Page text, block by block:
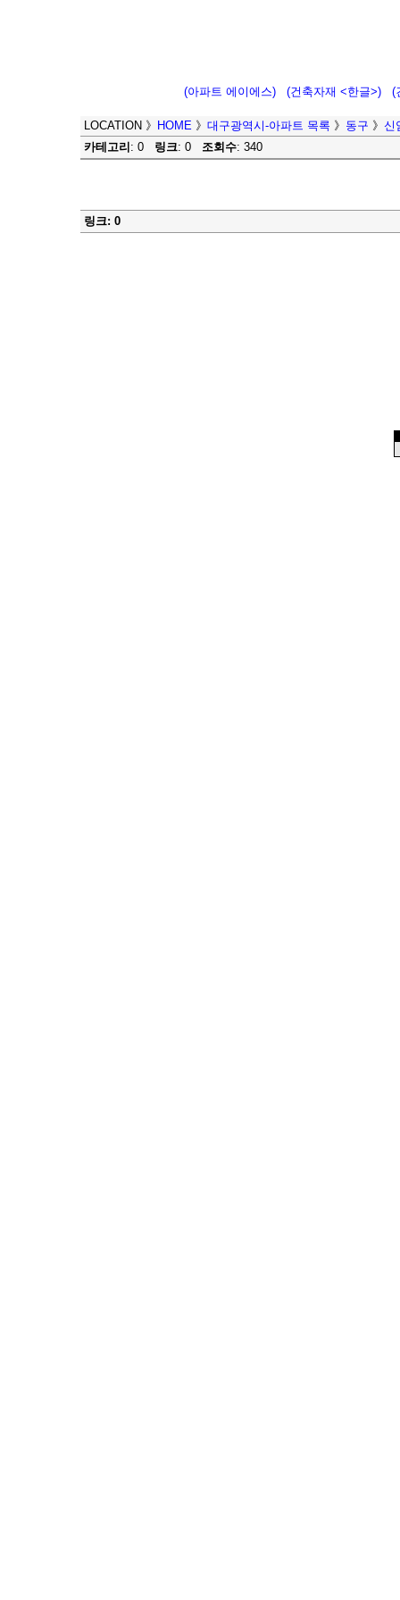
(아파트 에이에스) (건축자재 <한글>) (
LOCATION 》 HOME 》 대구광역시-아파트 목록 》 동구 》 신
카테고리 : 0 링크: 0 조회수: 340
링크: 0